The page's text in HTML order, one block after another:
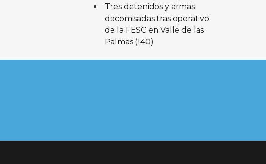
Tres detenidos y armas
decomisadas tras operativo
de la FESC en Valle de las
Palmas (140)